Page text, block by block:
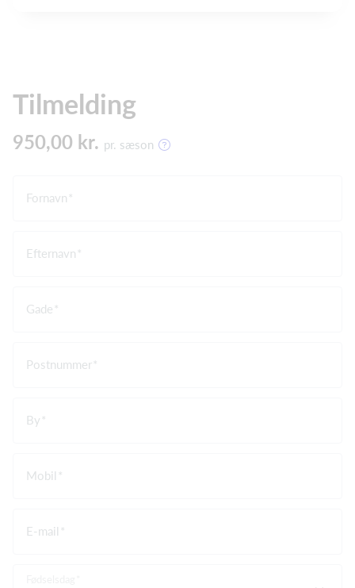
Tilmelding
950,00 kr. pr. sæson
Fornavn
Efternavn
Gade
Postnummer
By
Mobil
E-mail